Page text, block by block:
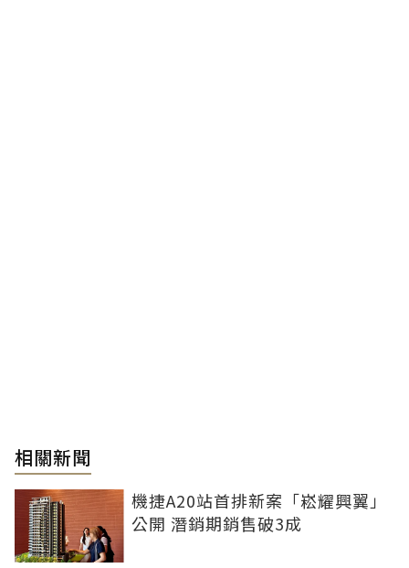
相關新聞
機捷A20站首排新案「崧耀興翼」
公開 潛銷期銷售破3成